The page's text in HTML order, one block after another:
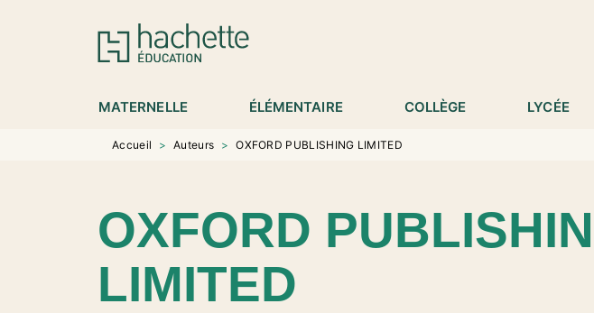
MENU RECHERCHE
MATERNELLE ÉLÉMENTAIRE COLLÈGE LYCÉE
Accueil > Auteurs > OXFORD PUBLISHING LIMITED
OXFORD
LIMITED